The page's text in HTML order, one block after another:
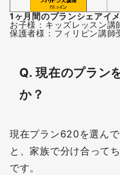
1ヶ月間のプランシェアイ
お子様：キッズレッスン講
保護者様：フィリピン講師
Q. 現在のプラン
か？
現在プラン620を選ん
と、家族で分け合って
です。